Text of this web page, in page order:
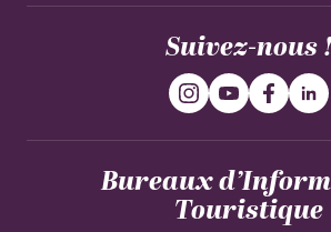
Suivez-nous !
Bureaux
Touristique